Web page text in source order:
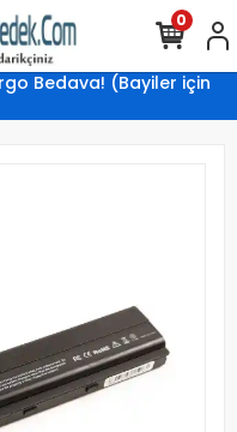
Bedava! (Bayiler için
0